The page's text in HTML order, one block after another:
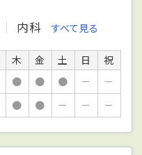
内科 すべて見る
木 金 土 日
祝
● ● ● －
－
● ● － － －